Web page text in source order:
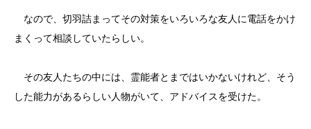
なので、切羽詰まってその対策をいろいろな友人に電話をかけ
まくって相談していたらしい。
その友人たちの中には、霊能者とまではいかないけれど、そう
した能力があるらしい人物がいて、アドバイスを受けた。